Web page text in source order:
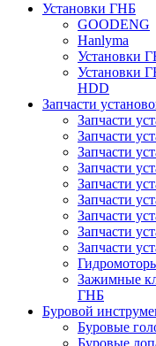
Установки ГНБ
GOODENG
Hanlyma
Установки
Установки
HDD
Запчасти
Запчасти
Запчасти
Запчасти
Запчасти
Запчасти
Запчасти
Запчасти
Запчасти
Запчасти
Зажимные
ГНБ
Буровой
Буровые